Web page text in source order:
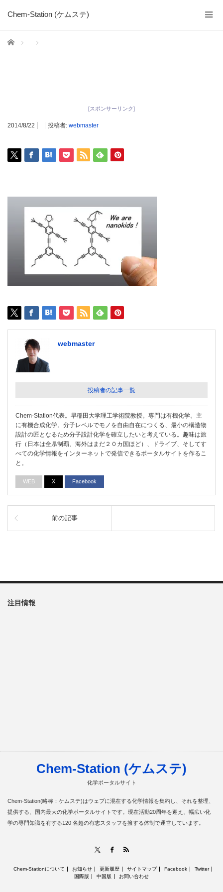
Chem-Station (ケムステ)
ホーム
[スポンサーリンク]
2014/8/22 投稿者: webmaster
webmaster
投稿者の記事一覧
Chem-Station代表。早稲田大学理工学術院教授。専門は有機化学。主
に有機合成化学。分子レベルでモノを自由自在につくる、最小の構造物
設計の匠となるため分子設計化学を確立したいと考えている。趣味は旅
行（日本は全県制覇、海外はまだ２０カ国ほど）、ドライブ、そしてす
べての化学情報をインターネットで発信できるポータルサイトを作るこ
と。
WEB X Facebook
前の記事
注目情報
Chem-Station (ケムステ)
化学ポータルサイト
Chem-Station(略称：ケムステ)はウェブに混在する化学情報を集約し、それを整理、
提供する、国内最大の化学ポータルサイトです。現在活動20周年を迎え、幅広い化
学の専門知識を有する120 名超の有志スタッフを擁する体制で運営しています。
Facebook
Chem-Stationについて お知らせ 更新履歴 サイトマップ Facebook
Twitter
国際版
中国版 お問い合わせ